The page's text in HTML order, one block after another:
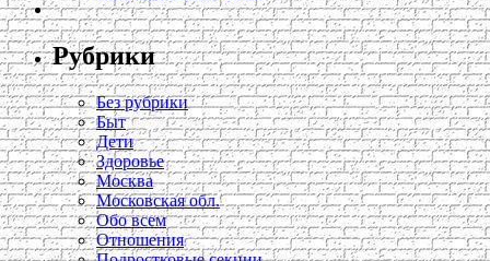
Рубрики
Без рубрики
Быт
Дети
Здоровье
Москва
Московская обл.
Обо всем
Отношения